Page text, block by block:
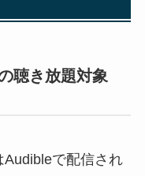
聴き放題対象
で配信され